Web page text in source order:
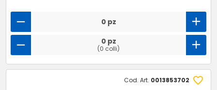
0 pz
0 pz
(0 colli)
Cod. Art. 0013853702